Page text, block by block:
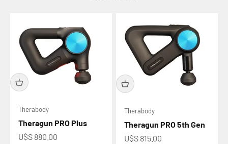
Therabody
Theragun PRO Plus
Precio de oferta
U$S 880.00
Therabody
Theragun PRO 5th Gen
Precio de oferta
U$S 815.00